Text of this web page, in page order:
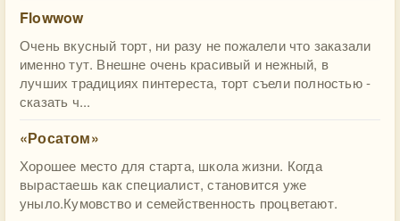
Flowwow
Очень вкусный торт, ни разу не пожалели что заказали
именно тут. Внешне очень красивый и нежный, в
лучших традициях пинтереста, торт съели полностью -
сказать ч...
«Росатом»
Хорошее место для старта, школа жизни. Когда
вырастаешь как специалист, становится уже
уныло.Кумовство и семейственность процветают.